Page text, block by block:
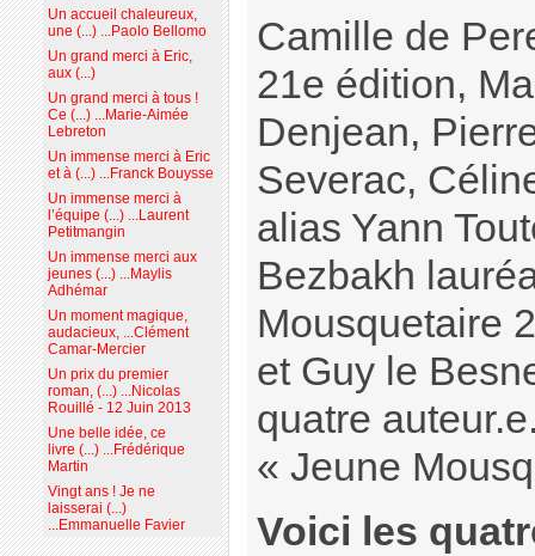
Camille de
21e édition,
Denjean,
Severac,
alias Yann
Bezbakh
Mousquetaire
et Guy le
quatre
« Jeune
Voici les
Un accueil chaleureux,
une (...) ...Paolo Bellomo
Un grand merci à Eric,
aux (...)
Un grand merci à tous !
Ce (...) ...Marie-Aimée
Lebreton
Un immense merci à Eric
et à (...) ...Franck Bouysse
Un immense merci à
l’équipe (...) ...Laurent
Petitmangin
Un immense merci aux
jeunes (...) ...Maylis
Adhémar
Un moment magique,
audacieux, ...Clément
Camar-Mercier
Un prix du premier
roman, (...) ...Nicolas
Rouillé - 12 Juin 2013
Une belle idée, ce
livre (...) ...Frédérique
Martin
Vingt ans ! Je ne
laisserai (...)
...Emmanuelle Favier